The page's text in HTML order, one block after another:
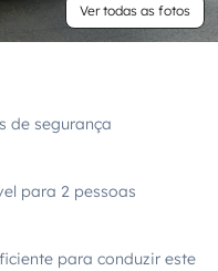
Ver todas as fotos
de segurança
para 2 pessoas
para conduzir este